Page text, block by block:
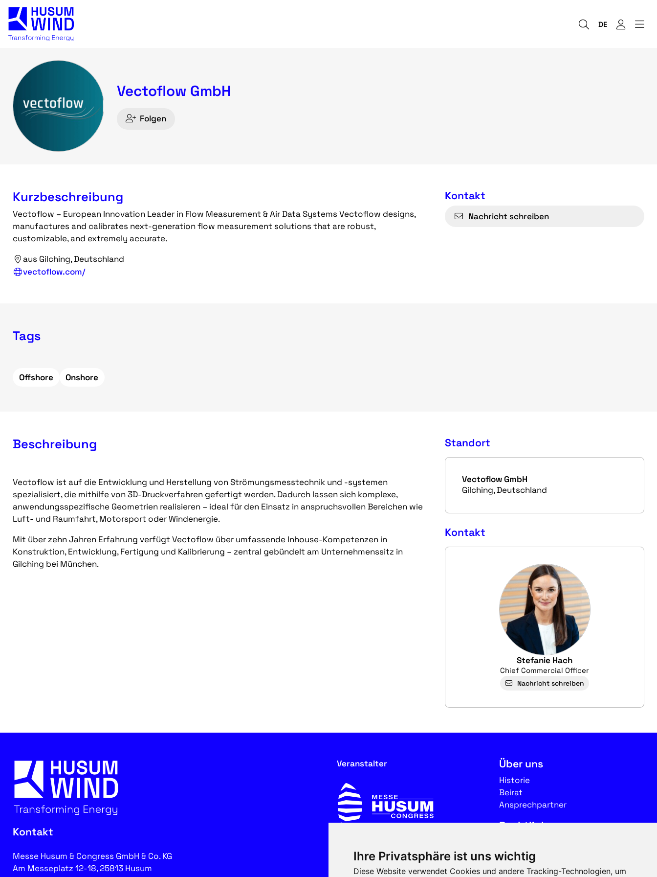
Ihre Privatsphäre ist uns wichtig
Diese Website verwendet Cookies und andere Tracking-Technologien, um
DE
Vectoflow GmbH
Folgen
Kurzbeschreibung
Vectoflow – European Innovation Leader in Flow Measurement & Air Data Systems Vectoflow designs,
manufactures and calibrates next-generation flow measurement solutions that are robust,
customizable, and extremely accurate.
aus Gilching, Deutschland
vectoflow.com/
Kontakt
Nachricht schreiben
Tags
Offshore Onshore
Beschreibung
Vectoflow ist auf die Entwicklung und Herstellung von Strömungsmesstechnik und -systemen
spezialisiert, die mithilfe von 3D-Druckverfahren gefertigt werden. Dadurch lassen sich komplexe,
anwendungsspezifische Geometrien realisieren – ideal für den Einsatz in anspruchsvollen Bereichen wie
Luft- und Raumfahrt, Motorsport oder Windenergie.
Mit über zehn Jahren Erfahrung verfügt Vectoflow über umfassende Inhouse-Kompetenzen in
Konstruktion, Entwicklung, Fertigung und Kalibrierung – zentral gebündelt am Unternehmenssitz in
Gilching bei München.
Standort
Vectoflow GmbH
Gilching, Deutschland
Kontakt
Stefanie Hach
Chief Commercial Officer
Nachricht schreiben
Kontakt
Messe Husum & Congress GmbH & Co. KG
Am Messeplatz 12-18, 25813 Husum
Veranstalter
In Kooperation mit
Über uns
Historie
Beirat
Ansprechpartner
Rechtliches
Impressum
Datenschutz
Nutzungsbedingungen